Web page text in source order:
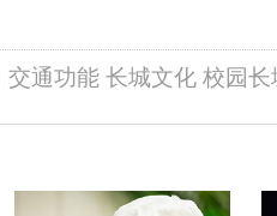
交通功能 长城文化 校园长